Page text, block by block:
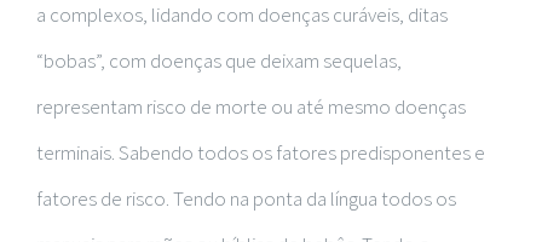
a complexos, lidando com doenças curáveis, ditas
“bobas”, com doenças que deixam sequelas,
representam risco de morte ou até mesmo doenças
terminais. Sabendo todos os fatores predisponentes e
fatores de risco. Tendo na ponta da língua todos os